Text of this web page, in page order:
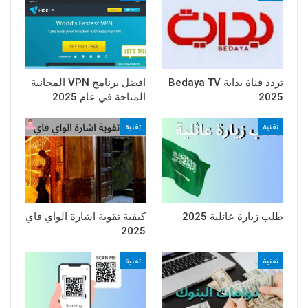
تردد قناة بداية Bedaya TV
2025
افضل برنامج VPN المجانية
المتاحة في عام 2025
تقنية
طلب زيارة عائلية 2025
تقنية
كيفية تقوية اشارة الواي فاي
2025
تقنية تقنية